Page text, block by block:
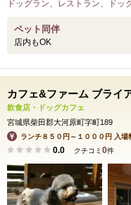
ドッグラン、レストラン、ドッ
ペット同伴
店内もOK
カフェ&ファーム ブライ
飲食店・ドッグカフェ
宮城県柴田郡大河原町字町189
ランチ８５０円～１０００円 入
0.0 クチコミ 0件